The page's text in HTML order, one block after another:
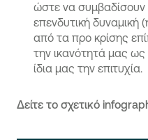
ώστε να συμβαδίσουν
επενδυτική δυναμική
από τα προ κρίσης
την ικανότητά μας ως
ίδια μας την επιτυχία.
Δείτε το σχετικό